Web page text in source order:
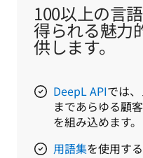
100以上の言
得られる魅力
供します。
DeepL APIでは
まであらゆる顧
を組み込めます。
用語集を使用す